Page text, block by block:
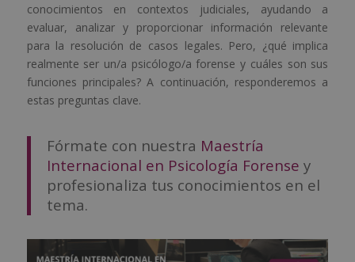
conocimientos en contextos judiciales, ayudando a
evaluar, analizar y proporcionar información relevante
para la resolución de casos legales. Pero, ¿qué implica
realmente ser un/a psicólogo/a forense y cuáles son sus
funciones principales? A continuación, responderemos a
estas preguntas clave.
Fórmate con nuestra Maestría
Internacional en Psicología Forense y
profesionaliza tus conocimientos en el
tema.